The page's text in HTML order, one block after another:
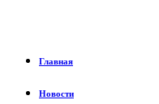
Главная
Новости